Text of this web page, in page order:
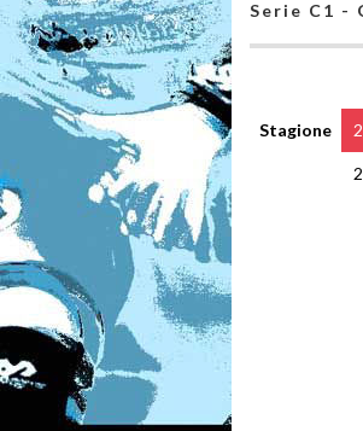
Serie C1 -
Stagione